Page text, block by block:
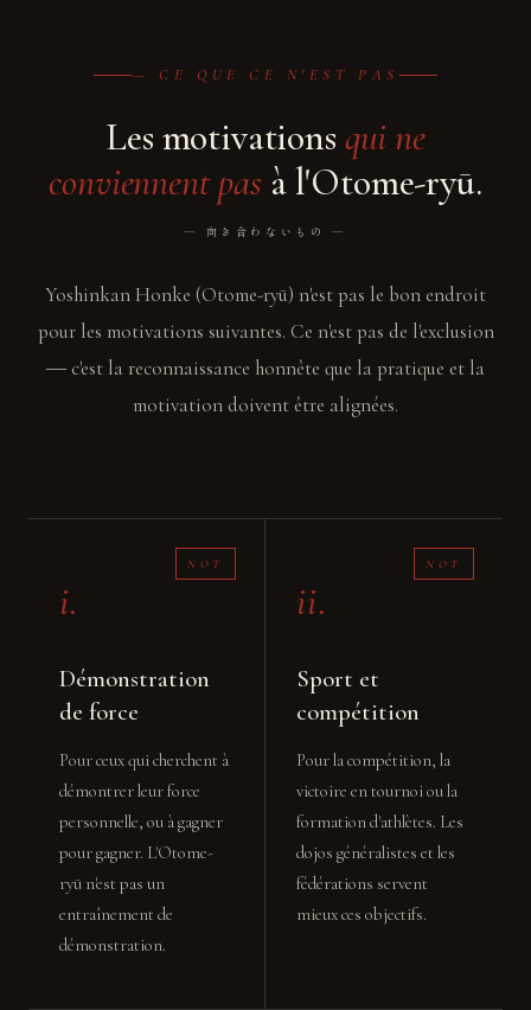
— CE QUE CE N'EST PAS
Les motivations qui ne
conviennent pas à l'Otome-ryū.
― 向き合わないもの ―
Yoshinkan Honke (Otome-ryū) n'est pas le bon endroit
pour les motivations suivantes. Ce n'est pas de l'exclusion
― c'est la reconnaissance honnête que la pratique et la
motivation doivent être alignées.
i.
Démonstration
de force
Pour ceux qui cherchent à
démontrer leur force
personnelle, ou à gagner
pour gagner. L'Otome-
ryū n'est pas un
entraînement de
démonstration.
ii.
Sport et
compétition
Pour la compétition, la
victoire en tournoi ou la
formation d'athlètes. Les
dojos généralistes et les
fédérations servent
mieux ces objectifs.